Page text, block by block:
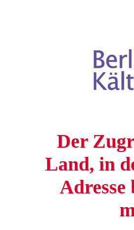
Der
Land, in
Adresse